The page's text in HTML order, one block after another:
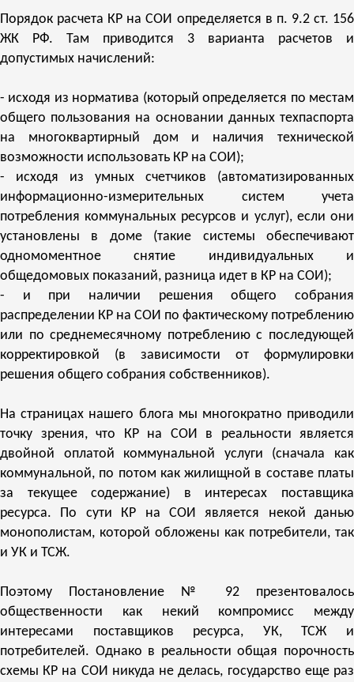
Порядок расчета КР на СОИ определяется в п. 9.2 ст. 156
ЖК РФ. Там приводится 3 варианта расчетов и
допустимых начислений:
- исходя из норматива (который определяется по местам
общего пользования на основании данных техпаспорта
на многоквартирный дом и наличия технической
возможности использовать КР на СОИ);
- исходя из умных счетчиков (автоматизированных
информационно-измерительных систем учета
потребления коммунальных ресурсов и услуг), если они
установлены в доме (такие системы обеспечивают
одномоментное снятие индивидуальных и
общедомовых показаний, разница идет в КР на СОИ);
- и при наличии решения общего собрания
распределении КР на СОИ по фактическому потреблению
или по среднемесячному потреблению с последующей
корректировкой (в зависимости от формулировки
решения общего собрания собственников).
На страницах нашего блога мы многократно приводили
точку зрения, что КР на СОИ в реальности является
двойной оплатой коммунальной услуги (сначала как
коммунальной, по потом как жилищной в составе платы
за текущее содержание) в интересах поставщика
ресурса. По сути КР на СОИ является некой данью
монополистам, которой обложены как потребители, так
и УК и ТСЖ.
Поэтому Постановление № 92 презентовалось
общественности как некий компромисс между
интересами поставщиков ресурса, УК, ТСЖ и
потребителей. Однако в реальности общая порочность
схемы КР на СОИ никуда не делась, государство еще раз